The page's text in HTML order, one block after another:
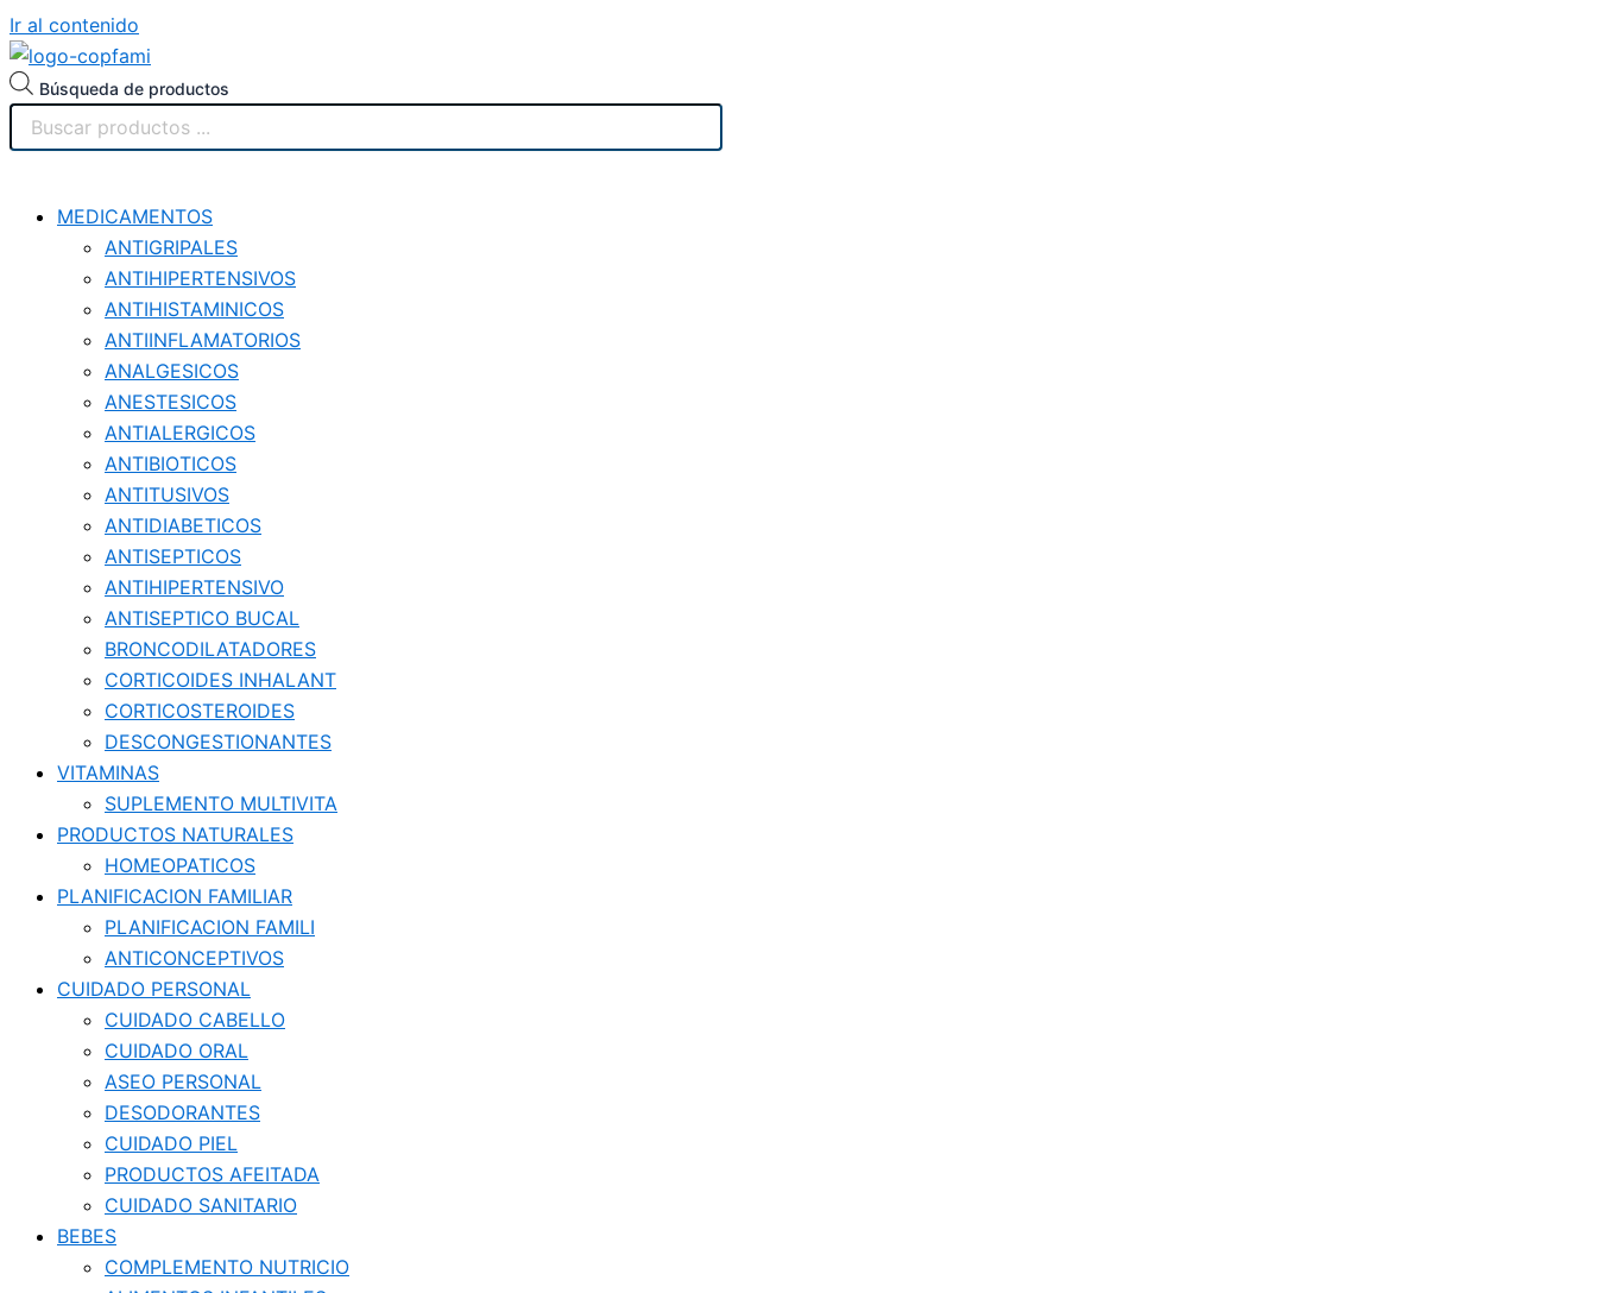
Ir al contenido
Búsqueda de productos
MEDICAMENTOS
ANTIGRIPALES
ANTIHIPERTENSIVOS
ANTIHISTAMINICOS
ANTIINFLAMATORIOS
ANALGESICOS
ANESTESICOS
ANTIALERGICOS
ANTIBIOTICOS
ANTITUSIVOS
ANTIDIABETICOS
ANTISEPTICOS
ANTIHIPERTENSIVO
ANTISEPTICO BUCAL
BRONCODILATADORES
CORTICOIDES INHALANT
CORTICOSTEROIDES
DESCONGESTIONANTES
VITAMINAS
SUPLEMENTO MULTIVITA
PRODUCTOS NATURALES
HOMEOPATICOS
PLANIFICACION FAMILIAR
PLANIFICACION FAMILI
ANTICONCEPTIVOS
CUIDADO PERSONAL
CUIDADO CABELLO
CUIDADO ORAL
ASEO PERSONAL
DESODORANTES
CUIDADO PIEL
PRODUCTOS AFEITADA
CUIDADO SANITARIO
BEBES
COMPLEMENTO NUTRICIO